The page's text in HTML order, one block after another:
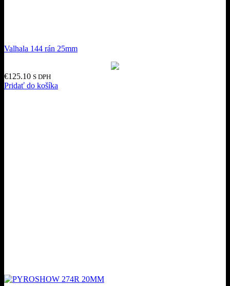
Valhala 144 rán 25mm
€125.10 S DPH
Pridať do košíka